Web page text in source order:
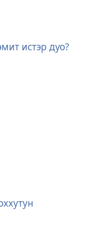
истэр дуо?